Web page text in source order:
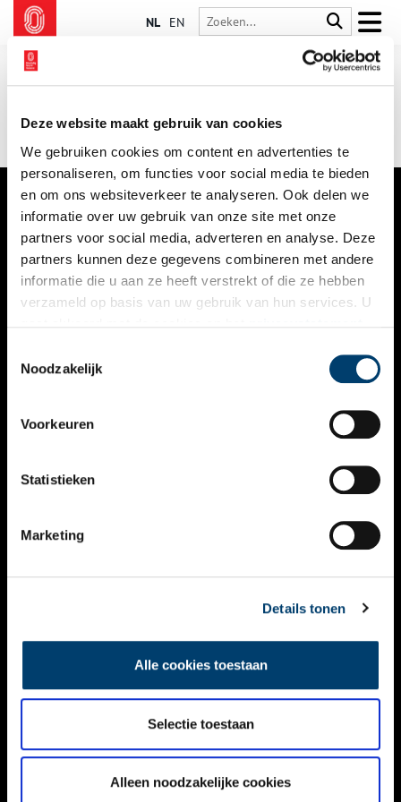
Deze website maakt gebruik van cookies
We gebruiken cookies om content en advertenties te
personaliseren, om functies voor social media te bieden
en om ons websiteverkeer te analyseren. Ook delen we
informatie over uw gebruik van onze site met onze
partners voor social media, adverteren en analyse. Deze
partners kunnen deze gegevens combineren met andere
informatie die u aan ze heeft verstrekt of die ze hebben
verzameld op basis van uw gebruik van hun services. U
Noodzakelijk
Voorkeuren
Statistieken
Marketing
Details tonen
Alle cookies toestaan
Selectie toestaan
Alleen noodzakelijke cookies
NL EN
VERHALEN
NIEUWS
KALENDER
ACTIVITEITEN
NIEUWSBRIEF
DISCLAIMER
TOEGANKELIJKHEID
Volg ONH op social media